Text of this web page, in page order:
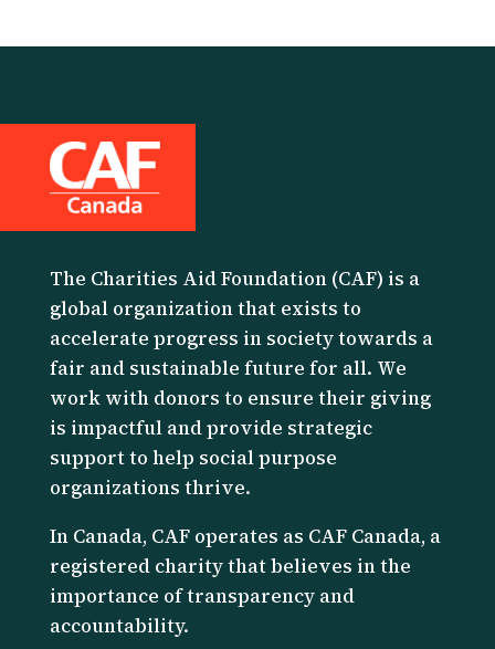
The Charities Aid Foundation (CAF) is a
global organization that exists to
accelerate progress in society towards a
fair and sustainable future for all. We
work with donors to ensure their giving
is impactful and provide strategic
support to help social purpose
organizations thrive.
In Canada, CAF operates as CAF Canada, a
registered charity that believes in the
importance of transparency and
accountability.